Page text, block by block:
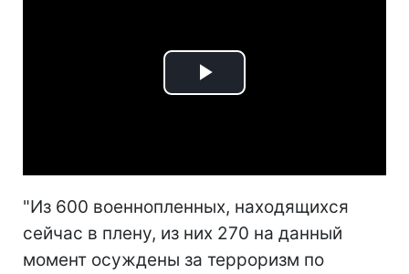
Play
"Из 600 военнопленных, находящихся
сейчас в плену, из них 270 на данный
момент осуждены за терроризм по